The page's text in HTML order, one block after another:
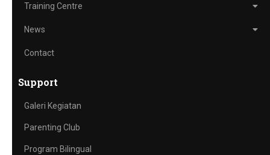
Training Centre
News
Contact
Support
Galeri Kegiatan
Parenting Club
Program Bilingual